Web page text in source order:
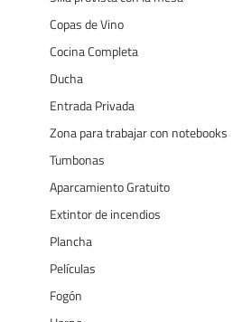
Copas de Vino
Cocina Completa
Ducha
Entrada Privada
Zona para trabajar con notebooks
Tumbonas
Aparcamiento Gratuito
Extintor de incendios
Plancha
Películas
Fogón